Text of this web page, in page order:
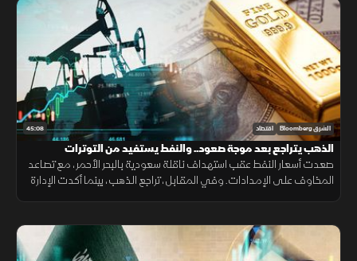
45:08 الشرق Bloomberg اقتصاد
الذهب يتراجع بعد موجة صعود.. والنفط يستفيد من التوترات
صعدت أسعار النفط عقب استهداف ناقلة سعودية بالبحر الأحمر، مع تصاعد
المخاوف على الإمدادات. وفي المقابل، تراجع الذهب، بينما أكدت الإدارة